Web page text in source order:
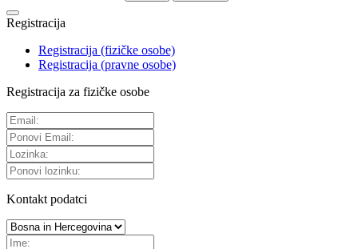
Registracija
Registracija (fizičke osobe)
Registracija (pravne osobe)
Registracija za fizičke osobe
Kontakt podatci